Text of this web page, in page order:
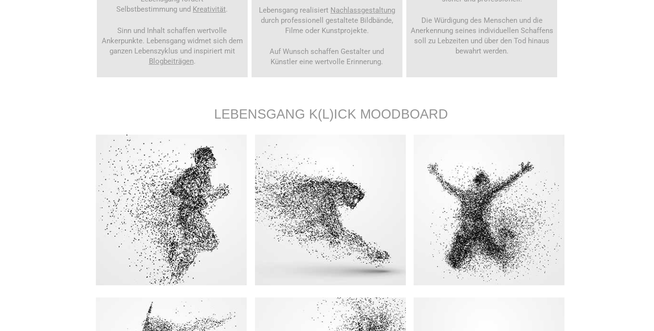
Selbstbestimmung und Kreativität.
Sinn und Inhalt schaffen wertvolle
Ankerpunkte. Lebensgang widmet sich dem
ganzen Lebenszyklus und inspiriert mit
Blogbeiträgen.
Lebensgang realisiert Nachlassgestaltung
durch professionell gestaltete Bildbände,
Filme oder Kunstprojekte.
Auf Wunsch schaffen Gestalter und
Künstler eine wertvolle Erinnerung.
Die Würdigung des Menschen und die
Anerkennung seines individuellen Schaffens
soll zu Lebzeiten und über den Tod hinaus
bewahrt werden.
LEBENSGANG K(L)ICK MOODBOARD
«Success is not final, failure is
not fatal: it is the courage to
continue that counts.»
Winston Churchill
«Man muss noch Chaos
in sich haben,
um einen tanzenden
Stern gebären zu können.»
Nietzsche
«Alle Stärke wird nur durch die
Hindernisse erkannt, die sie
überwindet.»
Immanuel Kant